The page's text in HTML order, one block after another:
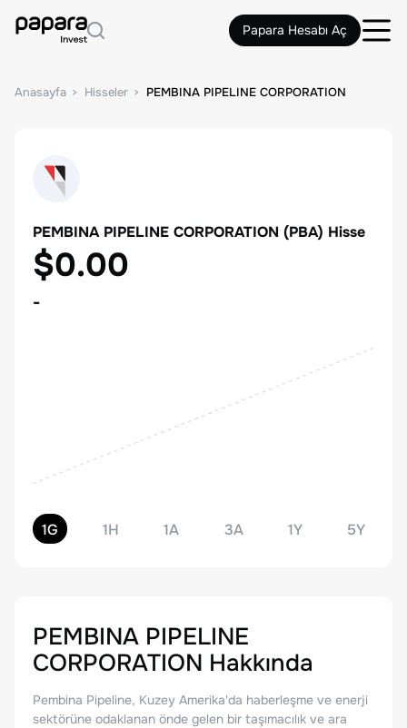
Papara Hesabı Aç
Anasayfa Hisseler PEMBINA PIPELINE CORPORATION
PEMBINA PIPELINE CORPORATION (PBA) Hisse
$0.00
-
1G 1H 1A 3A 1Y 5Y
PEMBINA PIPELINE
CORPORATION Hakkında
Pembina Pipeline, Kuzey Amerika'da haberleşme ve enerji
sektörüne odaklanan önde gelen bir taşımacılık ve ara